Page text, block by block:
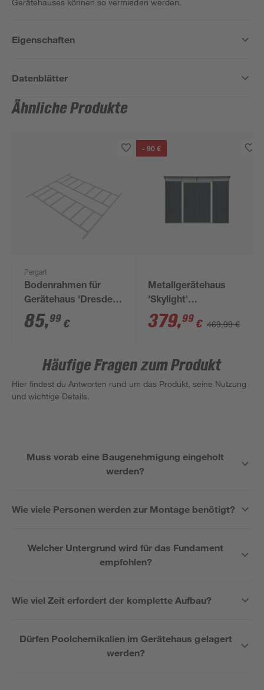
Gerätehauses können so vermieden werden.
Eigenschaften
Datenblätter
Ähnliche Produkte
Pergart
Bodenrahmen für
Gerätehaus 'Dresden
ll 1012' stahlfarben
85,99 €
- 90 €
Metallgerätehaus
'Skylight'
anthrazit/weiß 263,5 x
184,3 x 201,8 cm
379,99 € 469,99 €
Häufige Fragen zum Produkt
Hier findest du Antworten rund um das Produkt, seine Nutzung
und wichtige Details.
Muss vorab eine Baugenehmigung eingeholt
werden?
Wie viele Personen werden zur Montage benötigt?
Welcher Untergrund wird für das Fundament
empfohlen?
Wie viel Zeit erfordert der komplette Aufbau?
Dürfen Poolchemikalien im Gerätehaus gelagert
werden?